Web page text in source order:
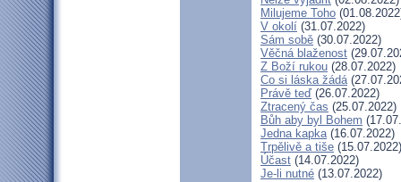
Milujeme Toho
V okolí (31.07.2022)
Sám sobě (30.07.2022)
Věčná blaženost
Z Boží rukou (28.07.2022)
Co si láska žádá
Právě teď (26.07.2022)
Ztracený čas (25.07.2022)
Bůh aby byl Bohem
Jedna kapka(16.07.2022)
Trpělivě a tiše (15.07.2022)
Účast (14.07.2022)
Je-li nutné (13.07.2022)